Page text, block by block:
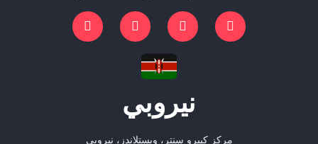
نيروبي
مركز كيبرو سنتر، ويستلاندز، نيروبي